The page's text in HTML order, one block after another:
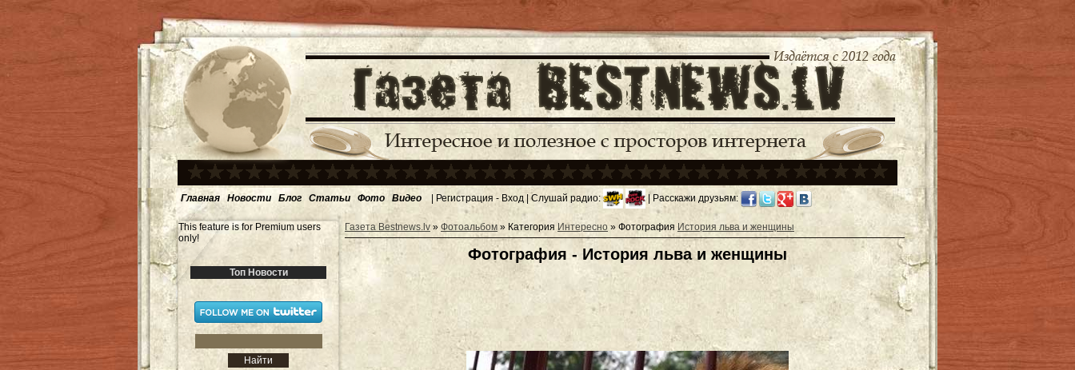
Главная Новости Блог Статьи Фото Видео | Регистрация - Вход | Слушай радио: | Расскажи друзьям:
This feature is for Premium users
only!
Топ Новости
Газета Bestnews.lv» Фотоальбом » Категория Интересно » Фотография История льва и женщины
Фотография - История льва и женщины